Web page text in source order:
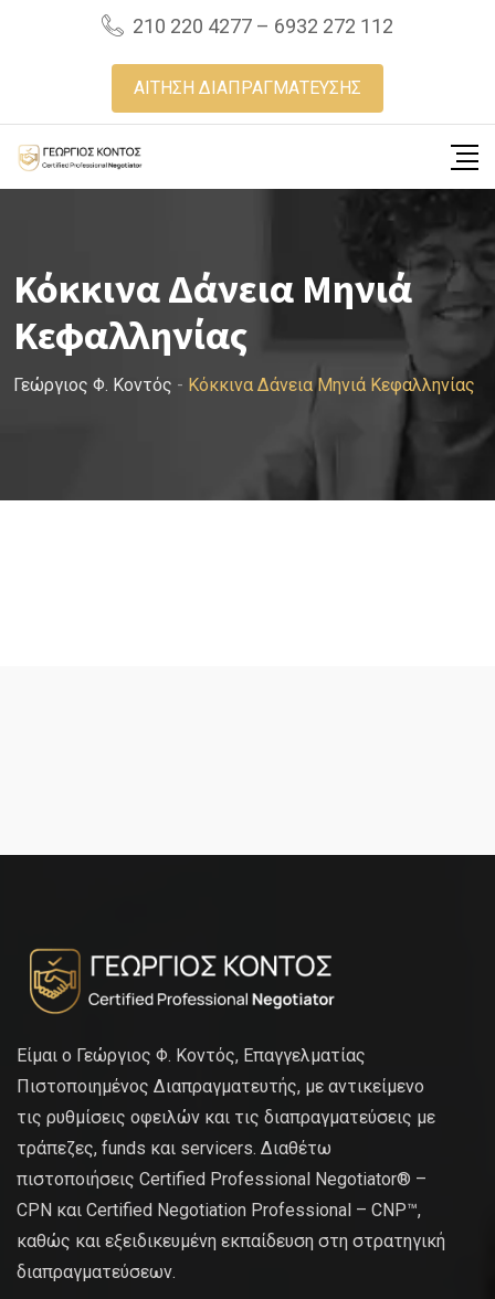
210 220 4277 – 6932 272 112
ΑΙΤΗΣΗ ΔΙΑΠΡΑΓΜΑΤΕΥΣΗΣ
Κόκκινα Δάνεια Μηνιά
Κεφαλληνίας
Γεώργιος Φ. Κοντός - Κόκκινα Δάνεια Μηνιά Κεφαλληνίας
Είμαι ο Γεώργιος Φ. Κοντός, Επαγγελματίας
Πιστοποιημένος Διαπραγματευτής, με αντικείμενο
τις ρυθμίσεις οφειλών και τις διαπραγματεύσεις με
τράπεζες, funds και servicers. Διαθέτω
πιστοποιήσεις Certified Professional Negotiator® –
CPN και Certified Negotiation Professional – CNP™,
καθώς και εξειδικευμένη εκπαίδευση στη στρατηγική
διαπραγματεύσεων.